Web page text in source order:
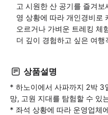
고 시원한 산 공기를 즐겨
영 상황에 따라 개인경비로
오르거나 가벼운 트레킹 체
더 깊이 경험하고 싶은 여
상품설명
* 하노이에서 사파까지 2박 3
망, 고원 지대를 탐험할 수 있
* 좌석 상황에 따라 운영업체